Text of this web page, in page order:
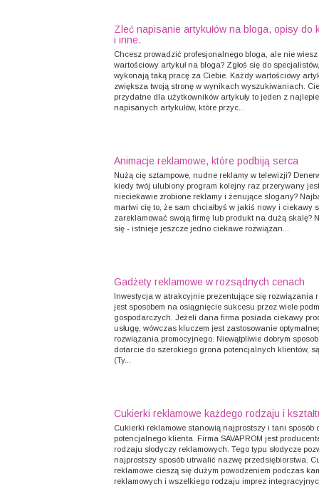
Zleć napisanie artykułów na bloga, opisy do
i inne.
Chcesz prowadzić profesjonalnego bloga, ale nie
wartościowy artykuł na bloga? Zgłoś się do
wykonają taką pracę za Ciebie. Każdy wartościowy
zwiększa twoją stronę w wynikach wyszukiwaniach.
przydatne dla użytkowników artykuły to jeden z
napisanych artykułów, które przyc...
Animacje reklamowe, które podbiją serca
Nużą cię sztampowe, nudne reklamy w telewizji?
kiedy twój ulubiony program kolejny raz przerywany
nieciekawie zrobione reklamy i żenujące slogany?
martwi cię to, że sam chciałbyś w jakiś nowy i ciekawy
zareklamować swoją firmę lub produkt na dużą skalę?
się - istnieje jeszcze jedno ciekawe rozwiązan...
Gadżety reklamowe w rozsądnych cenach
Inwestycja w atrakcyjnie prezentujące się rozwiązania
jest sposobem na osiągnięcie sukcesu przez wiele
gospodarczych. Jeżeli dana firma posiada ciekawy
usługę, wówczas kluczem jest zastosowanie
rozwiązania promocyjnego. Niewątpliwie dobrym
dotarcie do szerokiego grona potencjalnych klientów,
(Ty...
Cukierki reklamowe każdego rodzaju i
Cukierki reklamowe stanowią najprostszy i tani sposób
potencjalnego klienta. Firma SAVAPROM jest
rodzaju słodyczy reklamowych. Tego typu słodycze
najprostszy sposób utrwalić nazwę przedsiębiorstwa.
reklamowe cieszą się dużym powodzeniem podczas
reklamowych i wszelkiego rodzaju imprez